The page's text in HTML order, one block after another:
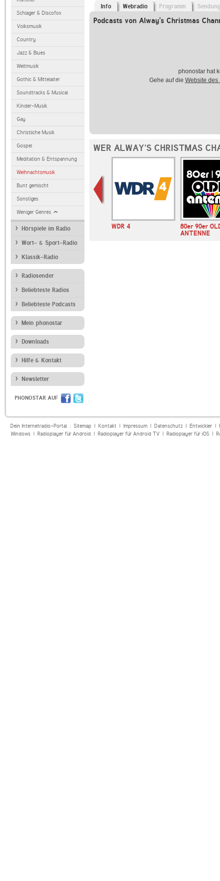
Schlager & Discofox
Volksmusik
Country
Jazz & Blues
Weltmusik
Gothic & Mittelalter
Soundtracks & Musical
Kinder-Musik
Gay
Christliche Musik
Gospel
Meditation & Entspannung
Weihnachtsmusik
Bunt gemischt
Sonstiges
Weniger Genres
Hörspiele im Radio
Wort- & Sport-Radio
Klassik-Radio
Radiosender
Beliebteste Radios
Beliebteste Podcasts
Mein phonostar
Downloads
Hilfe & Kontakt
Newsletter
PHONOSTAR AUF
Info Webradio Programm
Podcasts von Alway's Christmas
phonostar hat
Gehe auf die Website des
WER ALWAY'S CHRISTMAS
Das
CHILLOUT.FM WDR 4
80er 90er
ANTENNE
Dein Internetradio-Portal : Sitemap| Kontakt| Impressum| Datenschutz| Entwickler|
Windows| Radioplayer für Android| Radioplayer für Android TV| Radioplayer für iOS|